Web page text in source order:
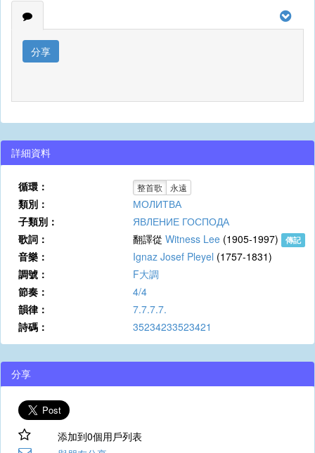
分享
詳細資料
循環： 整首歌 永遠
類別：
МОЛИТВА
子類別：
ЯВЛЕНИЕ ГОСПОДА
歌詞：
翻譯從 Witness Lee (1905-1997) 傳記
音樂： Ignaz Josef Pleyel (1757-1831)
調號：
F大調
節奏：
4/4
韻律：
7.7.7.7.
詩碼：
35234233523421
分享
添加到0個用戶列表